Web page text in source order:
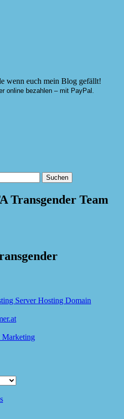
wenn euch mein Blog gefällt!
Transgender Team